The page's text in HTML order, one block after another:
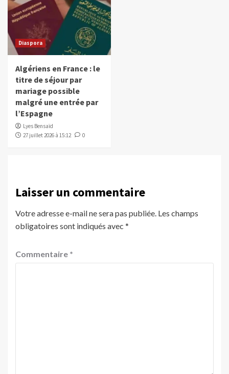
Diaspora
Algériens en France : le
titre de séjour par
mariage possible
malgré une entrée par
l’Espagne
Lyes Bensaïd
27 juillet 2026 à 15:12
0
Laisser un commentaire
Votre adresse e-mail ne sera pas publiée. Les champs
obligatoires sont indiqués avec *
Commentaire *